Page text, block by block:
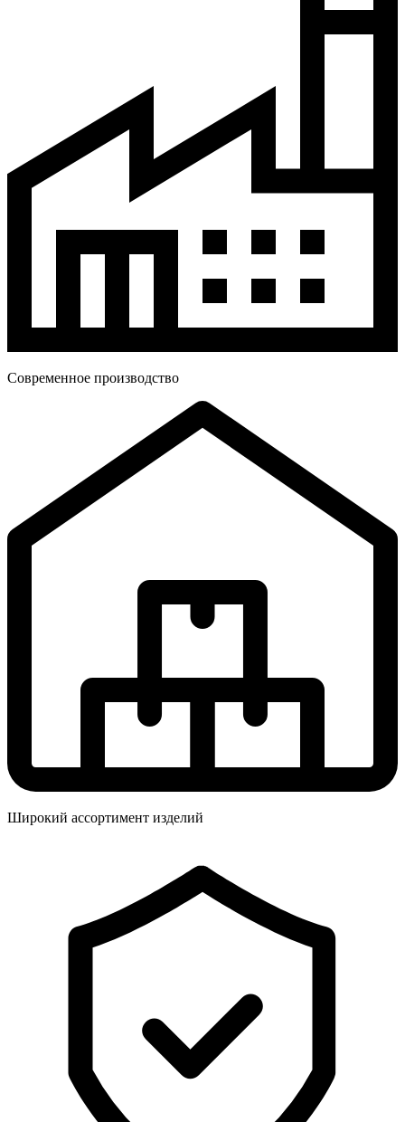
Современное производство
Широкий ассортимент изделий